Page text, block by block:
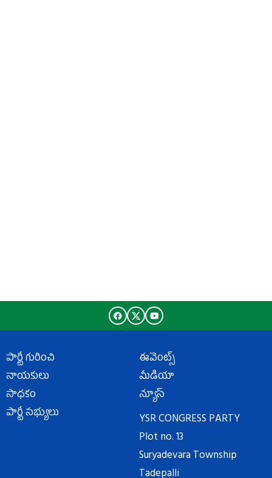
పార్టీ గురించి
నాయకులు
సాధకం
పార్టీ సభ్యులు
ఈవెంట్స్
మీడియా
న్యూస్
YSR CONGRESS PARTY
Plot no. 13
Suryadevara Township